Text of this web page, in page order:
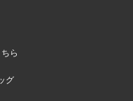
ら
グ